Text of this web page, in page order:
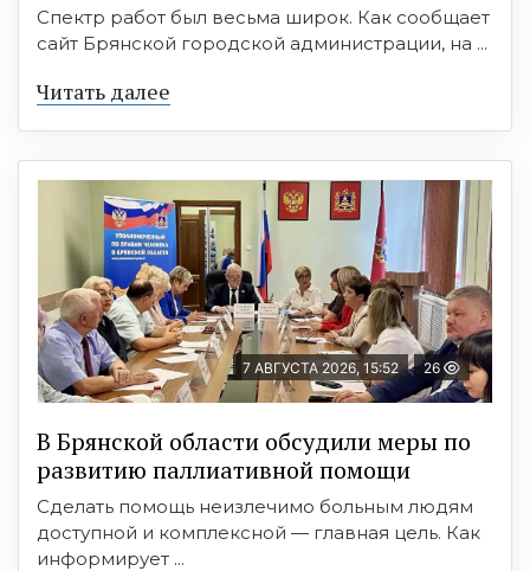
Спектр работ был весьма широк. Как сообщает
сайт Брянской городской администрации, на ...
Читать далее
7 АВГУСТА 2026, 15:52 26
В Брянской области обсудили меры по
развитию паллиативной помощи
Сделать помощь неизлечимо больным людям
доступной и комплексной — главная цель. Как
информирует ...